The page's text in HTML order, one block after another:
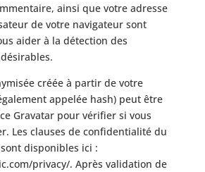
ainsi que votre adresse
de votre navigateur sont
aider à la détection des
créée à partir de votre
appelée hash) peut être
Gravatar pour vérifier si vous
Les clauses de confidentialité du
disponibles ici :
privacy/. Après validation de